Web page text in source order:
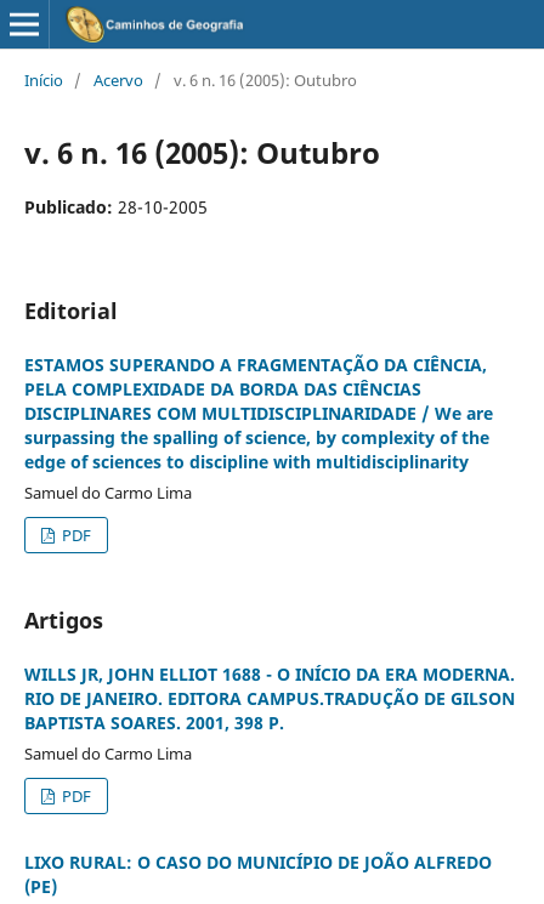
Início / Acervo / v. 6 n. 16 (2005): Outubro
v. 6 n. 16 (2005): Outubro
Publicado: 28-10-2005
Editorial
ESTAMOS SUPERANDO A FRAGMENTAÇÃO DA CIÊNCIA,
PELA COMPLEXIDADE DA BORDA DAS CIÊNCIAS
DISCIPLINARES COM MULTIDISCIPLINARIDADE / We are
surpassing the spalling of science, by complexity of the
edge of sciences to discipline with multidisciplinarity
Samuel do Carmo Lima
PDF
Artigos
WILLS JR, JOHN ELLIOT 1688 - O INÍCIO DA ERA MODERNA.
RIO DE JANEIRO. EDITORA CAMPUS.TRADUÇÃO DE GILSON
BAPTISTA SOARES. 2001, 398 P.
Samuel do Carmo Lima
PDF
LIXO RURAL: O CASO DO MUNICÍPIO DE JOÃO ALFREDO
(PE)